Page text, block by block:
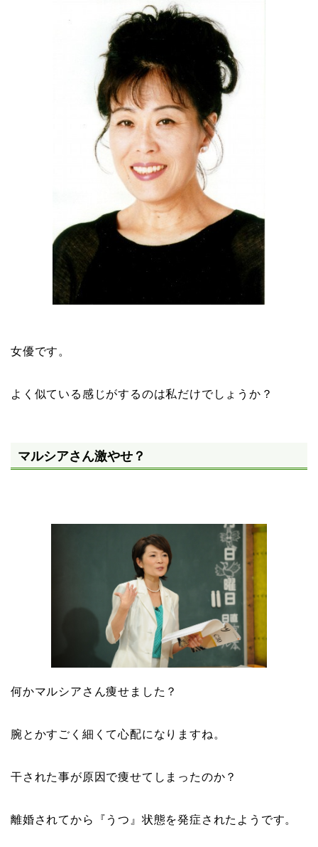
女優です。
よく似ている感じがするのは私だけでしょうか？
マルシアさん激やせ？
何かマルシアさん痩せました？
腕とかすごく細くて心配になりますね。
干された事が原因で痩せてしまったのか？
離婚されてから『 うつ 』状態を発症されたようです。